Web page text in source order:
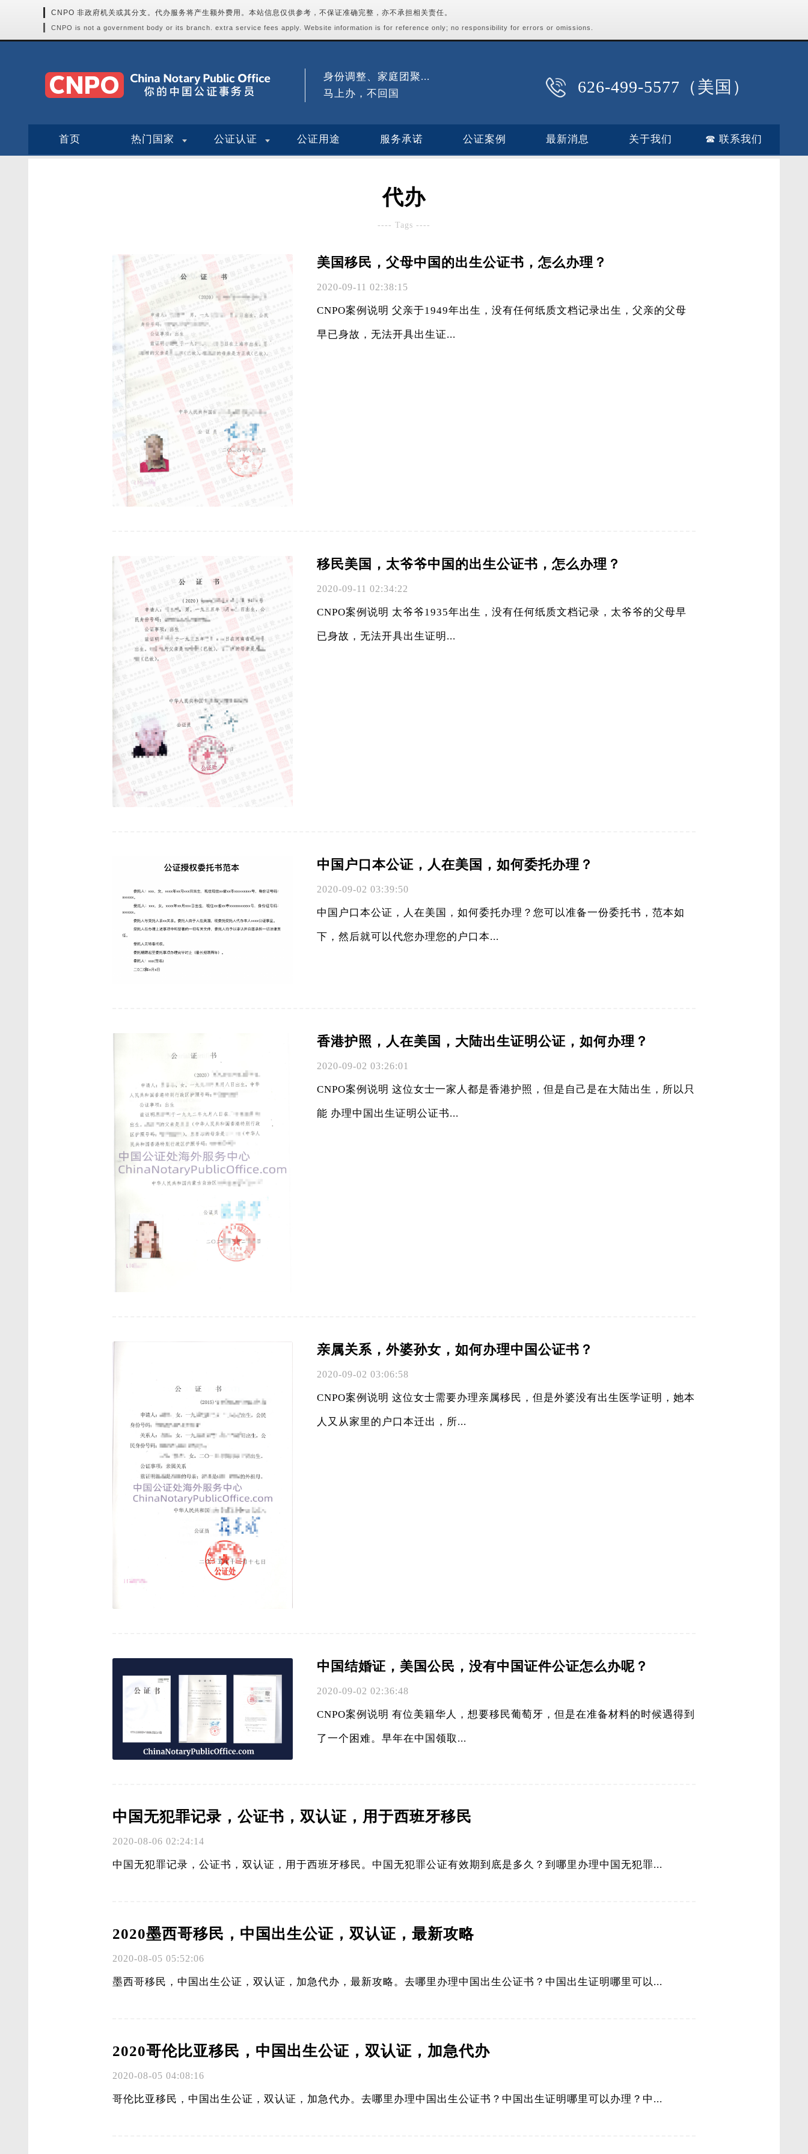
CNPO 非政府机关或其分支。代办服务将产生额外费用。本站信息仅供参考，不保证准确完整，亦不承担相关责任。
CNPO is not a government body or its branch. extra service fees apply. Website information is for reference only; no responsibility for errors or omissions.
626-499-5577（美国）
身份调整、家庭团聚...
马上办，不回国
首页 热门国家 公证认证 公证用途 服务承诺 公证案例 最新消息 关于我们 ☎ 联系我们
代办
---- Tags ----
美国移民，父母中国的出生公证书，怎么办理？
2020-09-11 02:38:15
CNPO案例说明 父亲于1949年出生，没有任何纸质文档记录出生，父亲的父母
早已身故，无法开具出生证...
移民美国，太爷爷中国的出生公证书，怎么办理？
2020-09-11 02:34:22
CNPO案例说明 太爷爷1935年出生，没有任何纸质文档记录，太爷爷的父母早
已身故，无法开具出生证明...
中国户口本公证，人在美国，如何委托办理？
2020-09-02 03:39:50
中国户口本公证，人在美国，如何委托办理？您可以准备一份委托书，范本如
下，然后就可以代您办理您的户口本...
香港护照，人在美国，大陆出生证明公证，如何办理？
2020-09-02 03:26:01
CNPO案例说明 这位女士一家人都是香港护照，但是自己是在大陆出生，所以只
能 办理中国出生证明公证书...
亲属关系，外婆孙女，如何办理中国公证书？
2020-09-02 03:06:58
CNPO案例说明 这位女士需要办理亲属移民，但是外婆没有出生医学证明，她本
人又从家里的户口本迁出，所...
中国结婚证，美国公民，没有中国证件公证怎么办呢？
2020-09-02 02:36:48
CNPO案例说明 有位美籍华人，想要移民葡萄牙，但是在准备材料的时候遇得到
了一个困难。早年在中国领取...
中国无犯罪记录，公证书，双认证，用于西班牙移民
2020-08-06 02:24:14
中国无犯罪记录，公证书，双认证，用于西班牙移民。中国无犯罪公证有效期到底是多久？到哪里办理中国无犯罪...
2020墨西哥移民，中国出生公证，双认证，最新攻略
2020-08-05 05:52:06
墨西哥移民，中国出生公证，双认证，加急代办，最新攻略。去哪里办理中国出生公证书？中国出生证明哪里可以...
2020哥伦比亚移民，中国出生公证，双认证，加急代办
2020-08-05 04:08:16
哥伦比亚移民，中国出生公证，双认证，加急代办。去哪里办理中国出生公证书？中国出生证明哪里可以办理？中...